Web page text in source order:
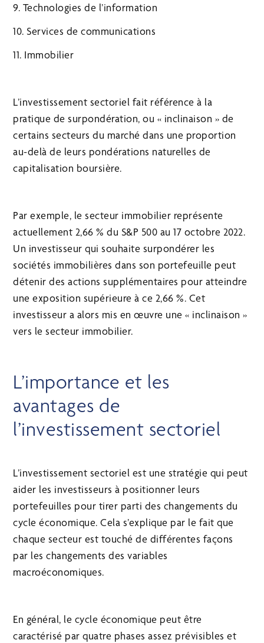
9. Technologies de l’information
10. Services de communications
11. Immobilier
L’investissement sectoriel fait référence à la
pratique de surpondération, ou « inclinaison » de
certains secteurs du marché dans une proportion
au-delà de leurs pondérations naturelles de
capitalisation boursière.
Par exemple, le secteur immobilier représente
actuellement 2,66 % du S&P 500 au 17 octobre 2022.
Un investisseur qui souhaite surpondérer les
sociétés immobilières dans son portefeuille peut
détenir des actions supplémentaires pour atteindre
une exposition supérieure à ce 2,66 %. Cet
investisseur a alors mis en œuvre une « inclinaison »
vers le secteur immobilier.
L’importance et les
avantages de
l’investissement sectoriel
L’investissement sectoriel est une stratégie qui peut
aider les investisseurs à positionner leurs
portefeuilles pour tirer parti des changements du
cycle économique. Cela s’explique par le fait que
chaque secteur est touché de différentes façons
par les changements des variables
macroéconomiques.
En général, le cycle économique peut être
caractérisé par quatre phases assez prévisibles et